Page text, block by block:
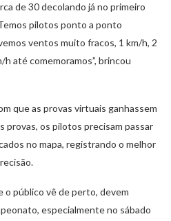
de 30 decolando já no primeiro
pilotos ponto a ponto
ventos muito fracos, 1 km/h, 2
até comemoramos”, brincou
que as provas virtuais ganhassem
provas, os pilotos precisam passar
no mapa, registrando o melhor
o público vê de perto, devem
especialmente no sábado